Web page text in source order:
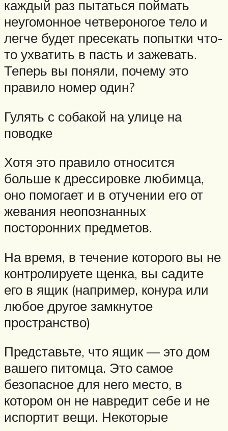
каждый раз пытаться поймать
неугомонное четвероногое тело и
легче будет пресекать попытки что-
то ухватить в пасть и зажевать.
Теперь вы поняли, почему это
правило номер один?
Гулять с собакой на улице на
поводке
Хотя это правило относится
больше к дрессировке любимца,
оно помогает и в отучении его от
жевания неопознанных
посторонних предметов.
На время, в течение которого вы не
контролируете щенка, вы садите
его в ящик (например, конура или
любое другое замкнутое
пространство)
Представьте, что ящик — это дом
вашего питомца. Это самое
безопасное для него место, в
котором он не навредит себе и не
испортит вещи. Некоторые